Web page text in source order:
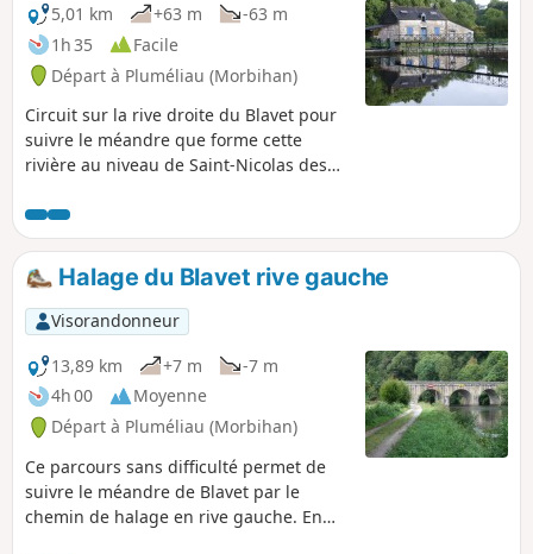
5,01 km
+63 m
-63 m
1h 35
Facile
Départ à Pluméliau (Morbihan)
Circuit sur la rive droite du Blavet pour
suivre le méandre que forme cette
rivière au niveau de Saint-Nicolas des
Halage du Blavet rive gauche
Visorandonneur
13,89 km
+7 m
-7 m
4h 00
Moyenne
Départ à Pluméliau (Morbihan)
Ce parcours sans difficulté permet de
suivre le méandre de Blavet par le
chemin de halage en rive gauche. En